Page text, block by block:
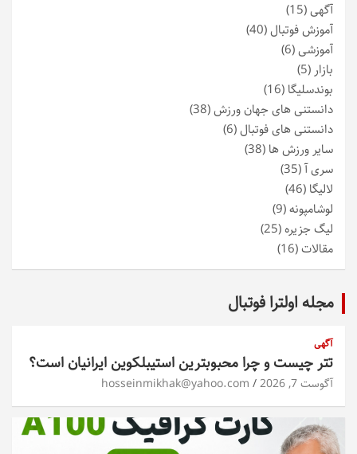
آگهی(15)
آموزش فوتبال(40)
آموزشی(6)
بازار (5)
بوندسلیگا (16)
دانستنی های جهان ورزش(38)
دانستنی های فوتبال(6)
سایر ورزش ها (38)
سری آ(35)
لالیگا (46)
لوشامپونه(9)
لیگ جزیره(25)
مقالات(16)
مجله اولترا فوتبال
آگهی
تتر چیست و چرا محبوبترین استیبلکوین ایرانیان است؟
آگوست 7, 2026 hosseinmikhak@yahoo.com